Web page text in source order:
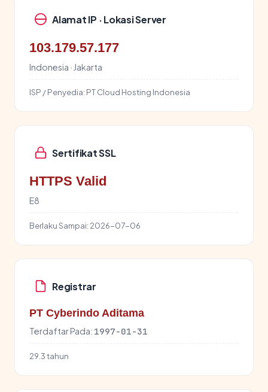
Alamat IP · Lokasi Server
103.179.57.177
Indonesia · Jakarta
ISP / Penyedia: PT Cloud Hosting Indonesia
Sertifikat SSL
HTTPS Valid
E8
Berlaku Sampai: 2026-07-06
Registrar
PT Cyberindo Aditama
Terdaftar Pada: 1997-01-31
29.3 tahun